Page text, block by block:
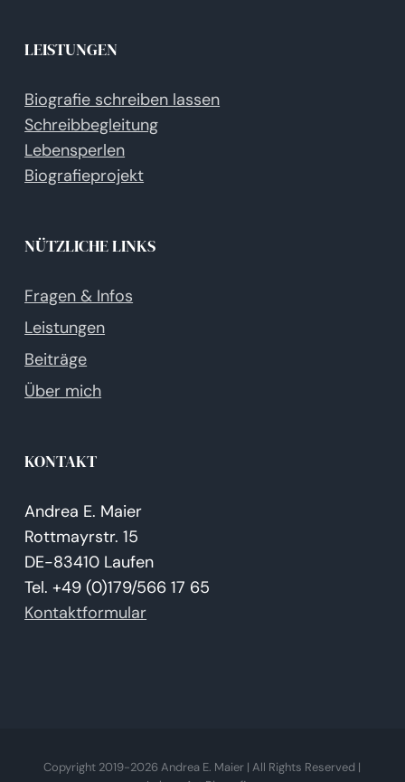
LEISTUNGEN
Biografie schreiben lassen
Schreibbegleitung
Lebensperlen
Biografieprojekt
NÜTZLICHE LINKS
Fragen & Infos
Leistungen
Beiträge
Über mich
KONTAKT
Andrea E. Maier
Rottmayrstr. 15
DE-83410 Laufen
Tel. +49 (0)179/566 17 65
Kontaktformular
Copyright 2019-2026 Andrea E. Maier | All Rights Reserved |